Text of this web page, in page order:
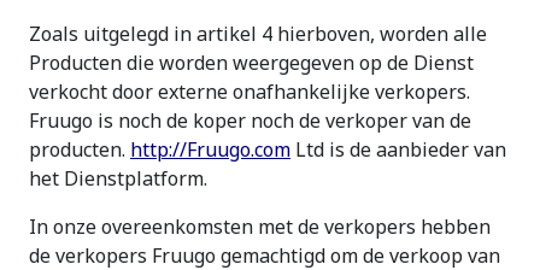
Zoals uitgelegd in artikel 4 hierboven, worden alle
Producten die worden weergegeven op de Dienst
verkocht door externe onafhankelijke verkopers.
Fruugo is noch de koper noch de verkoper van de
producten. http://Fruugo.com Ltd is de aanbieder van
het Dienstplatform.
In onze overeenkomsten met de verkopers hebben
de verkopers Fruugo gemachtigd om de verkoop van